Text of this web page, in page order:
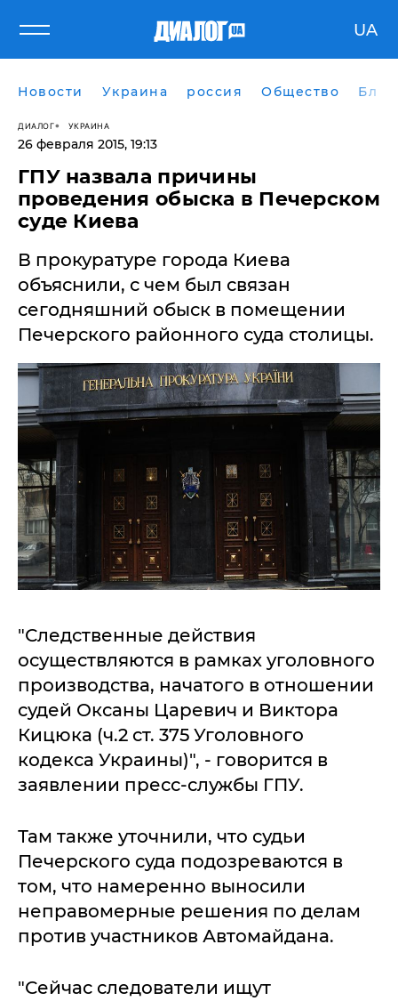
UA
Новости Украина россия Общество
ДИАЛОГ УКРАИНА
26 февраля 2015, 19:13
ГПУ назвала причины
проведения обыска в Печерском
суде Киева
В прокуратуре города Киева
объяснили, с чем был связан
сегодняшний обыск в помещении
Печерского районного суда столицы.
"Следственные действия
осуществляются в рамках уголовного
производства, начатого в отношении
судей Оксаны Царевич и Виктора
Кицюка (ч.2 ст. 375 Уголовного
кодекса Украины)", - говорится в
заявлении пресс-службы ГПУ.
Там также уточнили, что судьи
Печерского суда подозреваются в
том, что намеренно выносили
неправомерные решения по делам
против участников Автомайдана.
"Сейчас следователи ищут